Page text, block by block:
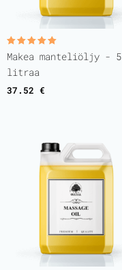
Rated
5.00
out of 5
Makea manteliöljy - 5
litraa
37.52 €